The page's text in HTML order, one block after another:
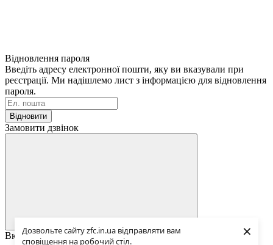
Дозвольте сайту zfc.in.ua відправляти вам
сповіщення на робочий стіл.
×
Відновлення пароля
Введіть адресу електронної пошти, яку ви вказували при
реєстрації. Ми надішлемо лист з інформацією для відновлення
пароля.
Відновити
Замовити дзвінок
Вкажіть ваш номер телефону та ім'я. Ми зателефонуємо вам